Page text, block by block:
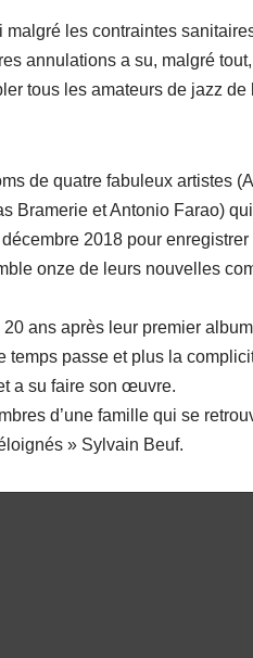
malgré les contraintes
annulations a su, malgré
tous les amateurs de jazz de
de quatre fabuleux artistes
Bramerie et Antonio Farao)
2018 pour enregistrer
onze de leurs nouvelles
ans après leur premier
temps passe et plus la
a su faire son œuvre.
d’une famille qui se
» Sylvain Beuf.